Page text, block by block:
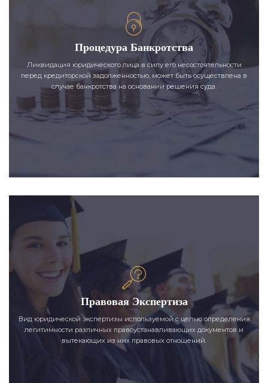
Процедура Банкротства
Ликвидация юридического лица в силу его несостоятельности
перед кредиторской задолженностью, может быть осуществлена в
случае банкротства на основании решения суда.
Правовая Экспертиза
Вид юридической экспертизы используемой с целью определения
легитимности различных правоустанавливающих документов и
вытекающих из них правовых отношений.